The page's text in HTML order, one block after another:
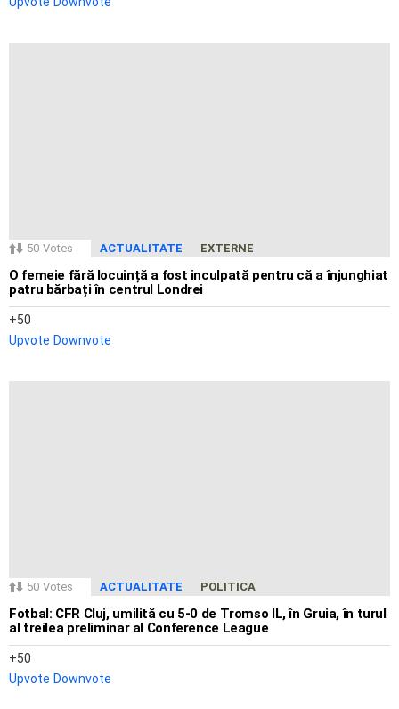
50 Votes ACTUALITATE EXTERNE
O femeie fără locuință a fost inculpată pentru că a înjunghiat
patru bărbați în centrul Londrei
50
Upvote Downvote
50 Votes ACTUALITATE POLITICA
Fotbal: CFR Cluj, umilită cu 5-0 de Tromso IL, în Gruia, în turul
al treilea preliminar al Conference League
50
Upvote Downvote